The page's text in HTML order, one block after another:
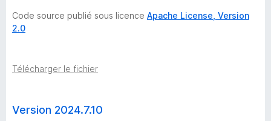
Code source publié sous licence Apache License, Version
2.0
Télécharger le fichier
Version 2024.7.10